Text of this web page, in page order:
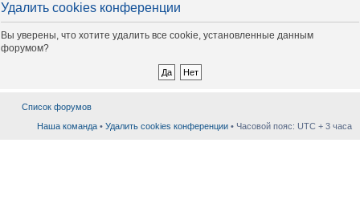
Удалить cookies конференции
Вы уверены, что хотите удалить все cookie, установленные данным
форумом?
Список форумов
Наша команда • Удалить cookies конференции • Часовой пояс: UTC + 3 часа